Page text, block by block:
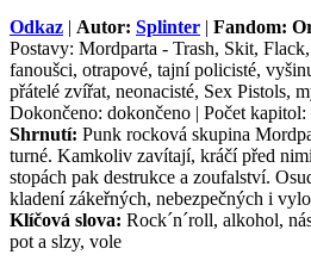
Odkaz | Autor: Splinter | Fandom:
Postavy: Mordparta - Trash, Skit,
fanoušci, otrapové, tajní policisté,
přátelé zvířat, neonacisté, Sex Pistols,
Dokončeno: dokončeno | Počet kapitol:
Shrnutí: Punk rocková skupina
turné. Kamkoliv zavítají, kráčí před
stopách pak destrukce a zoufalství.
kladení zákeřných, nebezpečných i
Klíčová slova: Rock´n´roll, alkohol,
pot a slzy, vole